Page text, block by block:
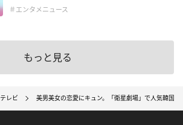
＃エンタメニュース
もっと見る
テレビ 美男美女の恋愛にキュン。「衛星劇場」で人気韓国ド